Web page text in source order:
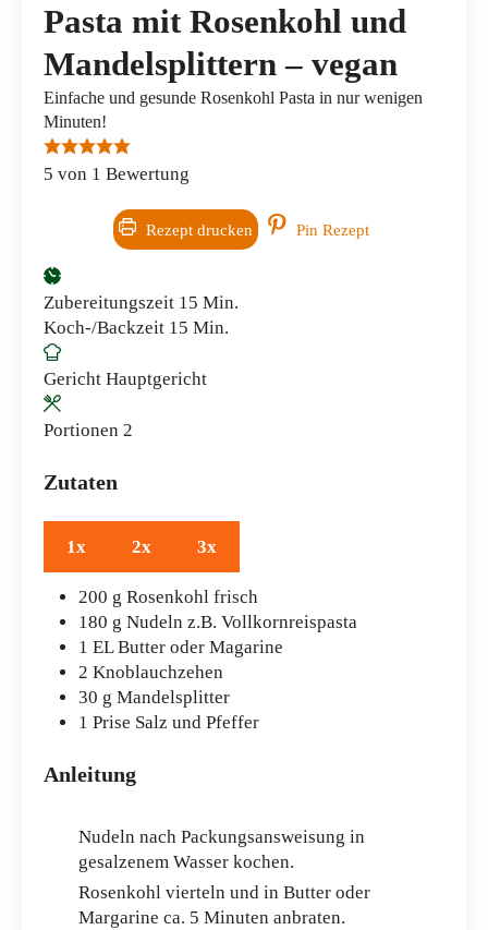
Pasta mit Rosenkohl und
Mandelsplittern – vegan
Einfache und gesunde Rosenkohl Pasta in nur wenigen
Minuten!
5 von 1 Bewertung
Rezept drucken Pin Rezept
Zubereitungszeit 15 Minuten
Min.
Koch-/Backzeit 15 Minuten
Min.
Gericht Hauptgericht
Portionen 2
Zutaten
1x 2x 3x
200 g Rosenkohl frisch
180 g Nudeln z.B. Vollkornreispasta
1 EL Butter oder Magarine
2 Knoblauchzehen
30 g Mandelsplitter
1 Prise Salz und Pfeffer
Anleitung
Nudeln nach Packungsansweisung in
gesalzenem Wasser kochen.
Rosenkohl vierteln und in Butter oder
Margarine ca. 5 Minuten anbraten.